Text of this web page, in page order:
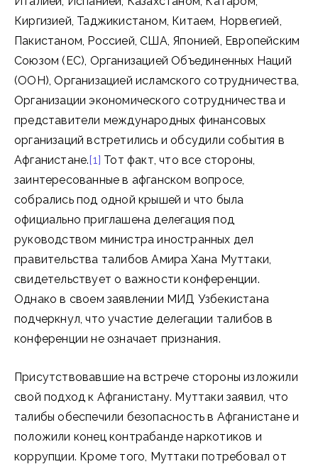
Киргизией, Таджикистаном, Китаем, Норвегией,
Пакистаном, Россией, США, Японией, Европейским
Союзом (ЕС), Организацией Объединенных Наций
(ООН), Организацией исламского сотрудничества,
Организации экономического сотрудничества и
представители международных финансовых
организаций встретились и обсудили события в
Афганистане.[1] Тот факт, что все стороны,
заинтересованные в афганском вопросе,
собрались под одной крышей и что была
официально приглашена делегация под
руководством министра иностранных дел
правительства талибов Амира Хана Муттаки,
свидетельствует о важности конференции.
Однако в своем заявлении МИД Узбекистана
подчеркнул, что участие делегации талибов в
конференции не означает признания.
Присутствовавшие на встрече стороны изложили
свой подход к Афганистану. Муттаки заявил, что
талибы обеспечили безопасность в Афганистане и
положили конец контрабанде наркотиков и
коррупции. Кроме того, Муттаки потребовал от